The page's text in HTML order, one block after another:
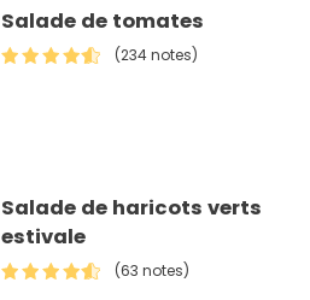
Salade de tomates
(234 notes)
Salade de haricots verts
estivale
(63 notes)